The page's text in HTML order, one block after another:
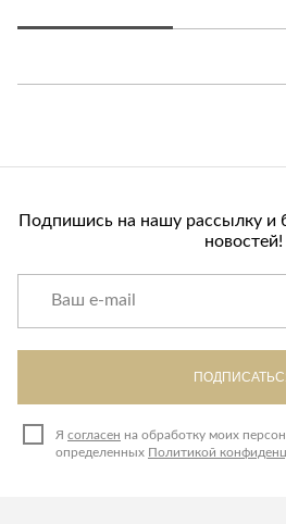
Подпишись на нашу рассылку и
новостей!
Я согласен на обработку моих
определенных Политикой